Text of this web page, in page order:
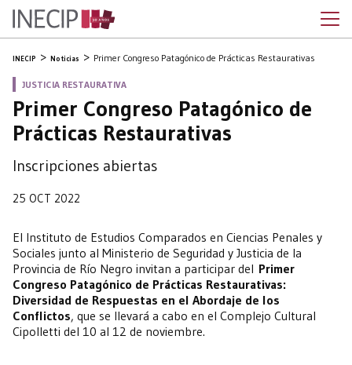
INECIP Noticias Primer Congreso Patagónico de Prácticas Restaurativas
JUSTICIA RESTAURATIVA
Primer Congreso Patagónico de
Prácticas Restaurativas
Inscripciones abiertas
25 OCT 2022
El Instituto de Estudios Comparados en Ciencias Penales y
Sociales junto al Ministerio de Seguridad y Justicia de la
Provincia de Río Negro invitan a participar del Primer
Congreso Patagónico de Prácticas Restaurativas:
Diversidad de Respuestas en el Abordaje de los
Conflictos, que se llevará a cabo en el Complejo Cultural
Cipolletti del 10 al 12 de noviembre.